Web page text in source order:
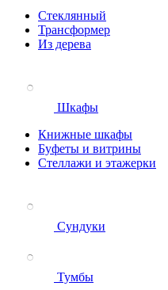
Стеклянный
Трансформер
Из дерева
Шкафы
Книжные шкафы
Буфеты и витрины
Стеллажи и этажерки
Сундуки
Тумбы